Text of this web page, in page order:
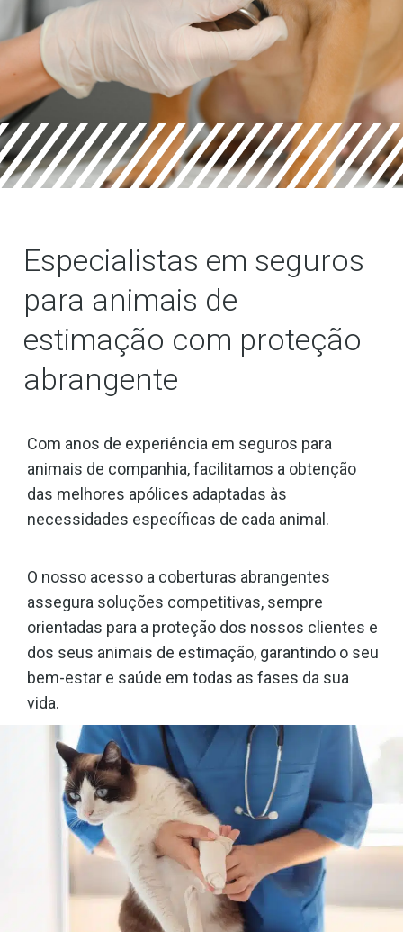
Especialistas em seguros
para animais de
estimação com proteção
abrangente
Com anos de experiência em seguros para
animais de companhia, facilitamos a obtenção
das melhores apólices adaptadas às
necessidades específicas de cada animal.
O nosso acesso a coberturas abrangentes
assegura soluções competitivas, sempre
orientadas para a proteção dos nossos clientes e
dos seus animais de estimação, garantindo o seu
bem-estar e saúde em todas as fases da sua
vida.